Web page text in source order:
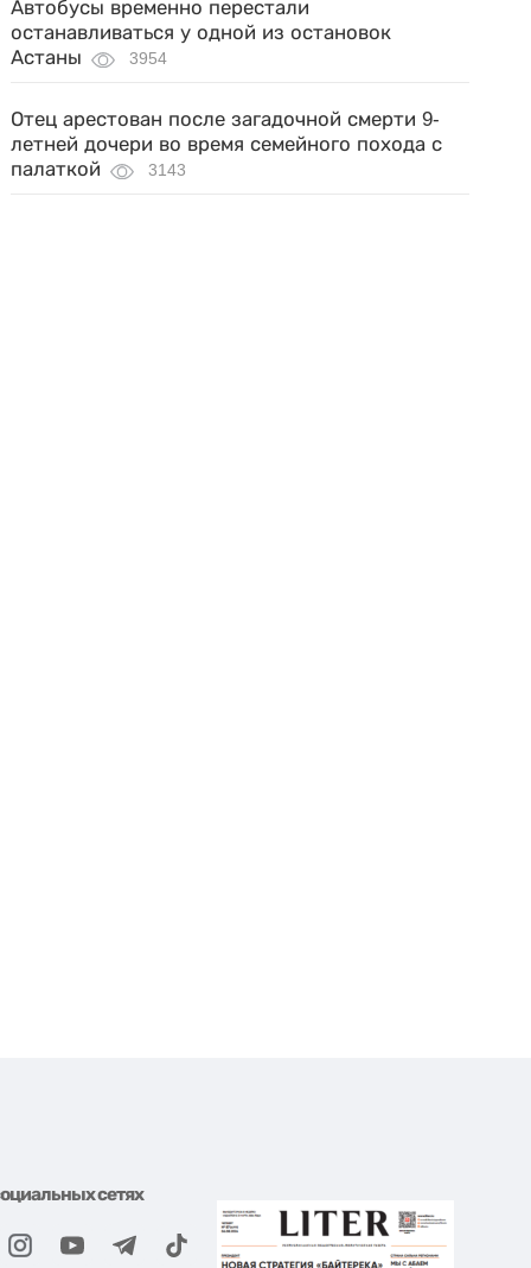
Автобусы временно перестали
останавливаться у одной из остановок
Астаны
3954
Отец арестован после загадочной смерти 9-
летней дочери во время семейного похода с
палаткой
3143
сетях